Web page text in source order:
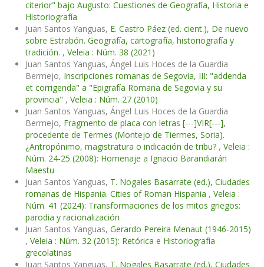
citerior" bajo Augusto: Cuestiones de Geografía, Historia e
Historiografía
Juan Santos Yanguas, E. Castro Páez (ed. cient.), De nuevo
sobre Estrabón. Geografía, cartografía, historiografía y
tradición. , Veleia : Núm. 38 (2021)
Juan Santos Yanguas, Ángel Luis Hoces de la Guardia
Bermejo, Inscripciones romanas de Segovia, III: "addenda
et corrigenda" a "Epigrafía Romana de Segovia y su
provincia" , Veleia : Núm. 27 (2010)
Juan Santos Yanguas, Ángel Luis Hoces de la Guardia
Bermejo, Fragmento de placa con letras [---]VIR[---],
procedente de Termes (Montejo de Tiermes, Soria).
¿Antropónimo, magistratura o indicación de tribu? , Veleia :
Núm. 24-25 (2008): Homenaje a Ignacio Barandiarán
Maestu
Juan Santos Yanguas, T. Nogales Basarrate (ed.), Ciudades
romanas de Hispania. Cities of Roman Hispania , Veleia :
Núm. 41 (2024): Transformaciones de los mitos griegos:
parodia y racionalización
Juan Santos Yanguas, Gerardo Pereira Menaut (1946-2015)
, Veleia : Núm. 32 (2015): Retórica e Historiografía
grecolatinas
Juan Santos Yanguas, T. Nogales Basarrate (ed.), Ciudades